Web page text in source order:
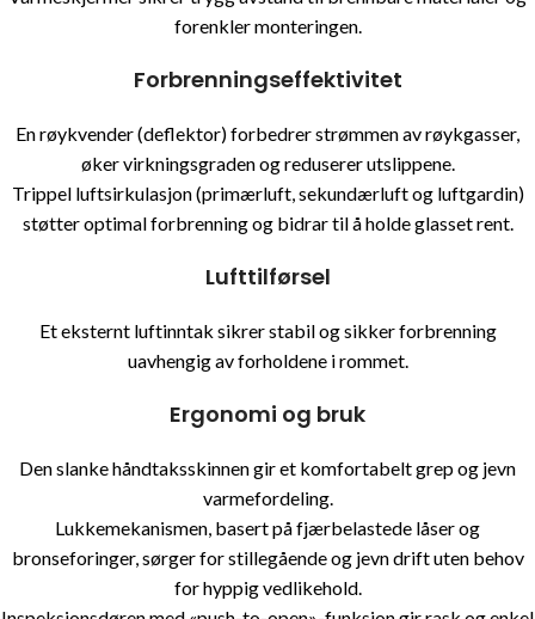
forenkler monteringen.
Forbrenningseffektivitet
En røykvender (deflektor) forbedrer strømmen av røykgasser,
øker virkningsgraden og reduserer utslippene.
Trippel luftsirkulasjon (primærluft, sekundærluft og luftgardin)
støtter optimal forbrenning og bidrar til å holde glasset rent.
Lufttilførsel
Et eksternt luftinntak sikrer stabil og sikker forbrenning
uavhengig av forholdene i rommet.
Ergonomi og bruk
Den slanke håndtaksskinnen gir et komfortabelt grep og jevn
varmefordeling.
Lukkemekanismen, basert på fjærbelastede låser og
bronseforinger, sørger for stillegående og jevn drift uten behov
for hyppig vedlikehold.